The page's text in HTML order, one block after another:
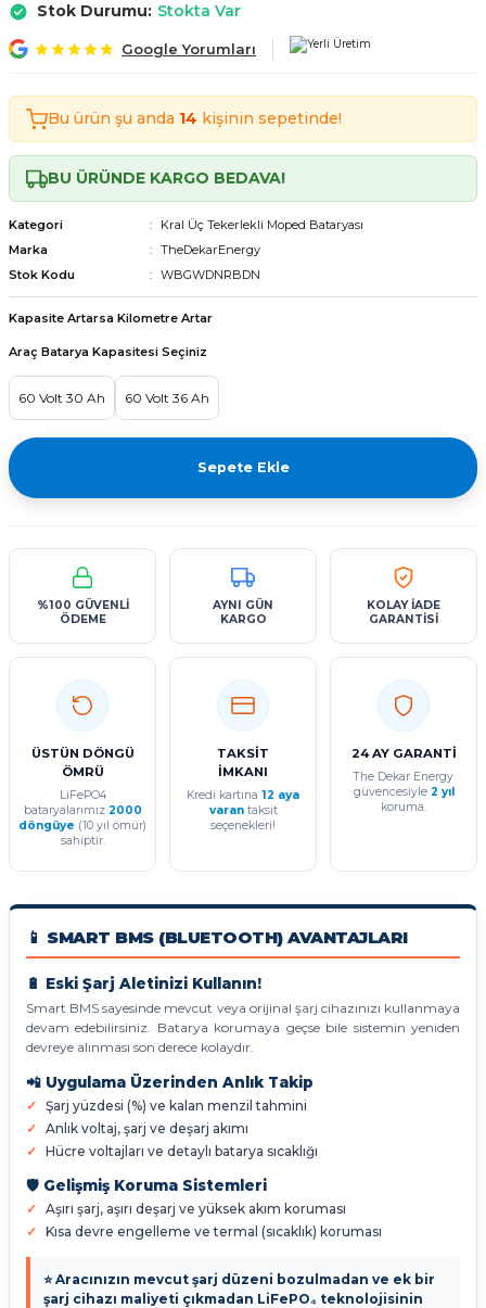
Moped Bataryası
Moped Bataryası
Moped Bataryası
Bataryaları
Stok Durumu: Stokta Var
Google Yorumları
Bu ürün şu anda 14 kişinin sepetinde!
BU ÜRÜNDE KARGO BEDAVA!
Kategori
Kral Üç Tekerlekli Moped Bataryası
Marka
TheDekarEnergy
Stok Kodu
WBGWDNRBDN
Kapasite Artarsa Kilometre Artar
Araç Batarya Kapasitesi Seçiniz
60 Volt 30 Ah 60 Volt 36 Ah
Sepete Ekle
%100 GÜVENLİ
ÖDEME
AYNI GÜN
KARGO
KOLAY İADE
GARANTİSİ
ÜSTÜN DÖNGÜ
ÖMRÜ
LiFePO4
bataryalarımız 2000
döngüye (10 yıl ömür)
sahiptir.
TAKSİT
İMKANI
Kredi kartına 12 aya
varantaksit
seçenekleri!
24 AY GARANTİ
The Dekar Energy
güvencesiyle 2 yıl
koruma.
📱 SMART BMS (BLUETOOTH) AVANTAJLARI
🔋 Eski Şarj Aletinizi Kullanın!
Smart BMS sayesinde mevcut veya orijinal şarj cihazınızı kullanmaya
devam edebilirsiniz. Batarya korumaya geçse bile sistemin yeniden
devreye alınması son derece kolaydır.
📲 Uygulama Üzerinden Anlık Takip
Şarj yüzdesi (%) ve kalan menzil tahmini
Anlık voltaj, şarj ve deşarj akımı
Hücre voltajları ve detaylı batarya sıcaklığı
🛡️ Gelişmiş Koruma Sistemleri
Aşırı şarj, aşırı deşarj ve yüksek akım koruması
Kısa devre engelleme ve termal (sıcaklık) koruması
⭐ Aracınızın mevcut şarj düzeni bozulmadan ve ek bir
şarj cihazı maliyeti çıkmadan LiFePO₄ teknolojisinin
Moped Bataryası
Moped Bataryası
Moped Bataryası
Bataryaları